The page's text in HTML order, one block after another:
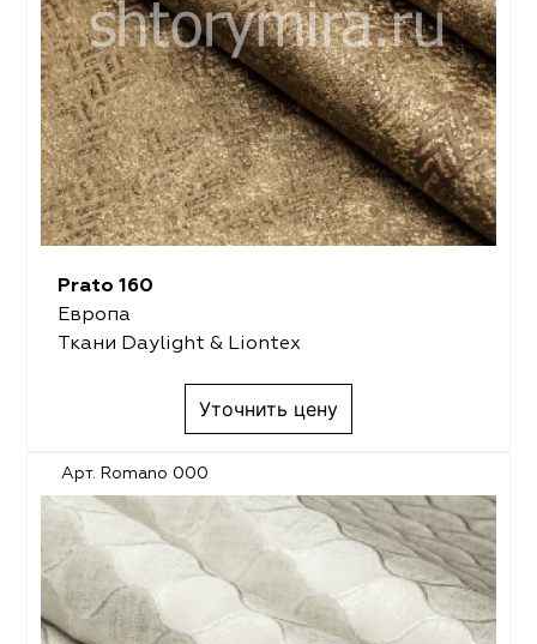
Prato 160
Европа
Ткани Daylight & Liontex
Уточнить цену
Арт. Romano 000